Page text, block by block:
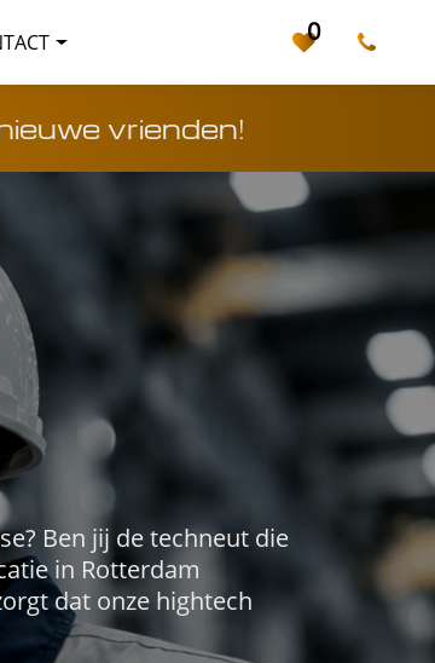
0
vrienden!
Ben jij de techneut die
in Rotterdam
dat onze hightech